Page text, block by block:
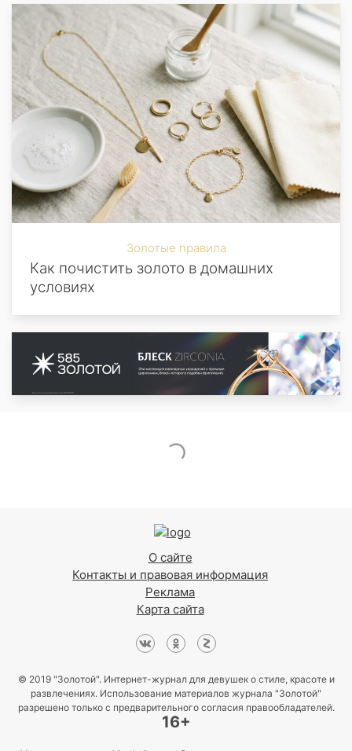
Золотые правила
Как почистить золото в домашних
условиях
О сайте
Контакты и правовая информация
Реклама
Карта сайта
© 2019 "Золотой". Интернет-журнал для девушек о стиле, красоте и
развлечениях. Использование материалов журнала "Золотой"
разрешено только с предварительного согласия правообладателей.
16+